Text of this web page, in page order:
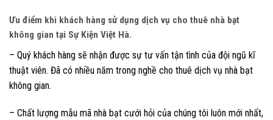
Ưu điểm khi khách hàng sử dụng dịch vụ cho thuê nhà bạt
không gian tại Sự Kiện Việt Hà.
– Quý khách hàng sẽ nhận được sự tư vấn tận tình của đội ngũ kĩ
thuật viên. Đã có nhiều năm trong nghề cho thuê dịch vụ nhà bạt
không gian.
– Chất lượng mẫu mã nhà bạt cưới hỏi của chúng tôi luôn mới nhất,